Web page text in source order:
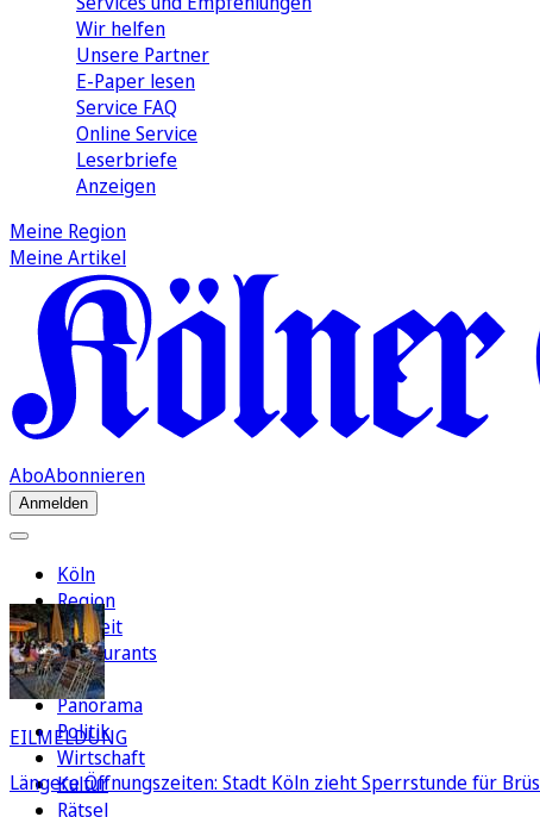
Wir helfen
Unsere Partner
E-Paper lesen
Service FAQ
Online Service
Leserbriefe
Anzeigen
Meine Region
Meine Artikel
AboAbonnieren
Anmelden
Köln
Region
Freizeit
Restaurants
FC
Panorama
Politik
Wirtschaft
Kultur
Rätsel
EILMELDUNG
Längere Öffnungszeiten: Stadt Köln zieht Sperrstunde für